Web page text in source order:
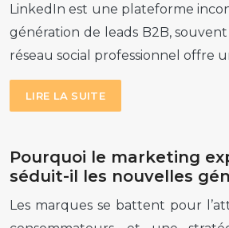
LinkedIn est une plateforme
génération de leads B2B,
réseau social professionnel offre
LIRE LA SUITE
Pourquoi le marketing
séduit-il les nouvelles
Les marques se battent pour